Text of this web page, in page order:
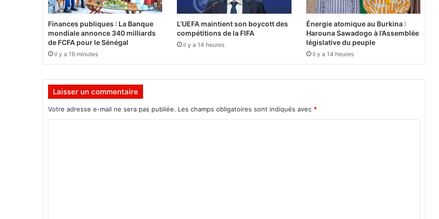
u
t
e
s
l
b
r
e
5
é
g
Finances publiques : La Banque
mondiale annonce 340 milliards
de FCFA pour le Sénégal
il y a 16 minutes
L’UEFA maintient son boycott des
compétitions de la FIFA
il y a 14 heures
Énergie atomique au Burkina :
Harouna Sawadogo à l’Assemblée
législative du peuple
il y a 14 heures
Laisser un commentaire
Votre adresse e-mail ne sera pas publiée. Les champs obligatoires sont indiqués avec *